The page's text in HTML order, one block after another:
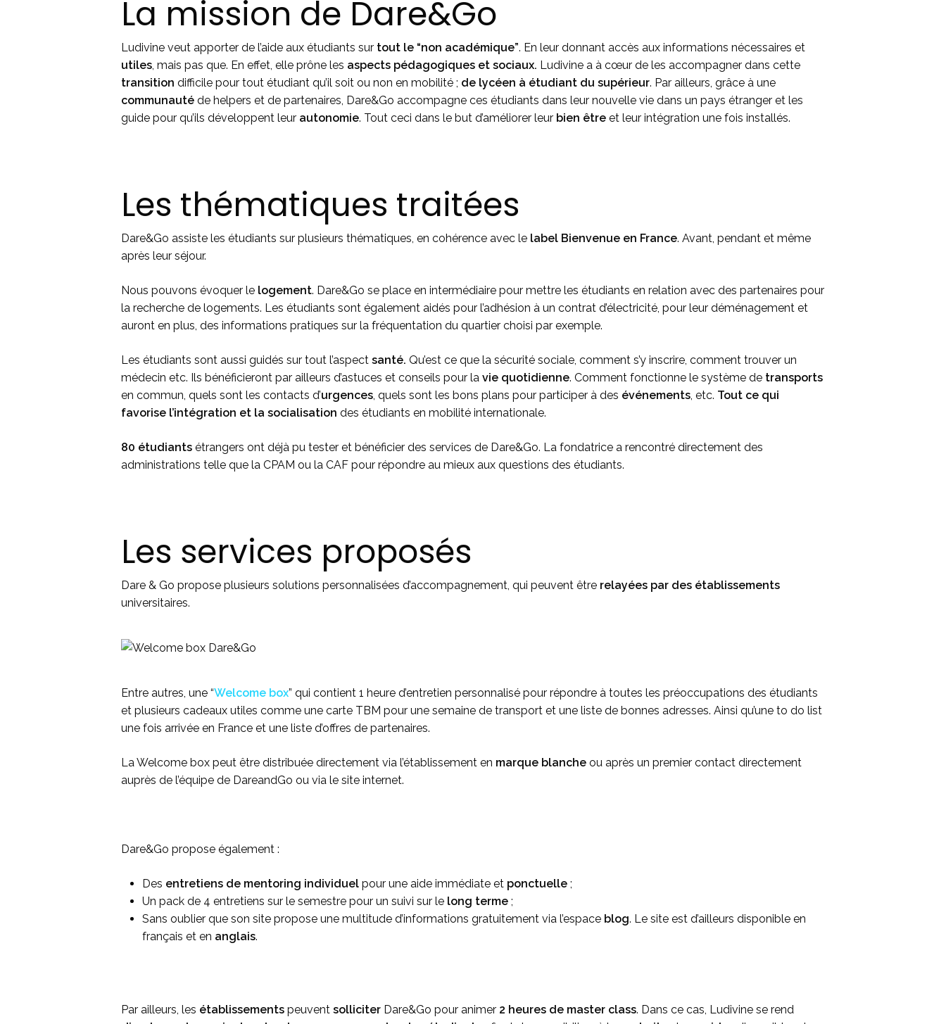
La mission de Dare&Go
Ludivine veut apporter de l’aide aux étudiants sur tout le “non académique”. En leur donnant accès aux informations nécessaires et
utiles, mais pas que. En effet, elle prône les aspects pédagogiques et sociaux. Ludivine a à cœur de les accompagner dans cette
transition difficile pour tout étudiant qu’il soit ou non en mobilité ; de lycéen à étudiant du supérieur. Par ailleurs, grâce à une
communauté de helpers et de partenaires, Dare&Go accompagne ces étudiants dans leur nouvelle vie dans un pays étranger et les
guide pour qu’ils développent leur autonomie. Tout ceci dans le but d’améliorer leur bien être et leur intégration une fois installés.
Les thématiques traitées
Dare&Go assiste les étudiants sur plusieurs thématiques, en cohérence avec le label Bienvenue en France. Avant, pendant et même
après leur séjour.
Nous pouvons évoquer le logement. Dare&Go se place en intermédiaire pour mettre les étudiants en relation avec des partenaires pour
la recherche de logements. Les étudiants sont également aidés pour l’adhésion à un contrat d’électricité, pour leur déménagement et
auront en plus, des informations pratiques sur la fréquentation du quartier choisi par exemple.
Les étudiants sont aussi guidés sur tout l’aspect santé. Qu’est ce que la sécurité sociale, comment s’y inscrire, comment trouver un
médecin etc. Ils bénéficieront par ailleurs d’astuces et conseils pour la vie quotidienne. Comment fonctionne le système de transports
en commun, quels sont les contacts d’urgences, quels sont les bons plans pour participer à des événements, etc. Tout ce qui
favorise l’intégration et la socialisation des étudiants en mobilité internationale.
80 étudiants étrangers ont déjà pu tester et bénéficier des services de Dare&Go. La fondatrice a rencontré directement des
administrations telle que la CPAM ou la CAF pour répondre au mieux aux questions des étudiants.
Les services proposés
Dare & Go propose plusieurs solutions personnalisées d’accompagnement, qui peuvent être relayées par des établissements
universitaires.
Entre autres, une “Welcome box” qui contient 1 heure d’entretien personnalisé pour répondre à toutes les préoccupations des étudiants
et plusieurs cadeaux utiles comme une carte TBM pour une semaine de transport et une liste de bonnes adresses. Ainsi qu’une to do list
une fois arrivée en France et une liste d’offres de partenaires.
La Welcome box peut être distribuée directement via l’établissement en marque blanche ou après un premier contact directement
auprès de l’équipe de DareandGo ou via le site internet.
Dare&Go propose également :
Des entretiens de mentoring individuel pour une aide immédiate et ponctuelle ;
Un pack de 4 entretiens sur le semestre pour un suivi sur le long terme ;
Sans oublier que son site propose une multitude d’informations gratuitement via l’espace blog. Le site est d’ailleurs disponible en
français et en anglais.
Par ailleurs, les établissements peuvent solliciter Dare&Go pour animer 2 heures de master class. Dans ce cas, Ludivine se rend